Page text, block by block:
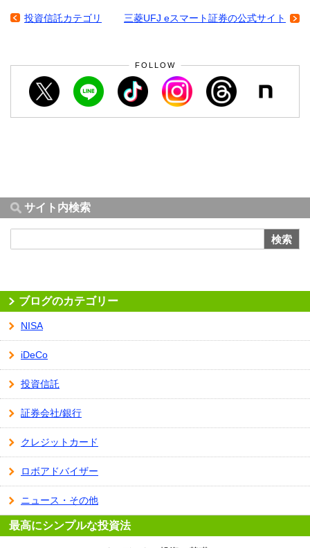
投資信託カテゴリ 三菱UFJ eスマート証券の公式サイト
FOLLOW
サイト内検索
検索
ブログのカテゴリー
NISA
iDeCo
投資信託
証券会社/銀行
クレジットカード
ロボアドバイザー
ニュース・その他
最高にシンプルな投資法